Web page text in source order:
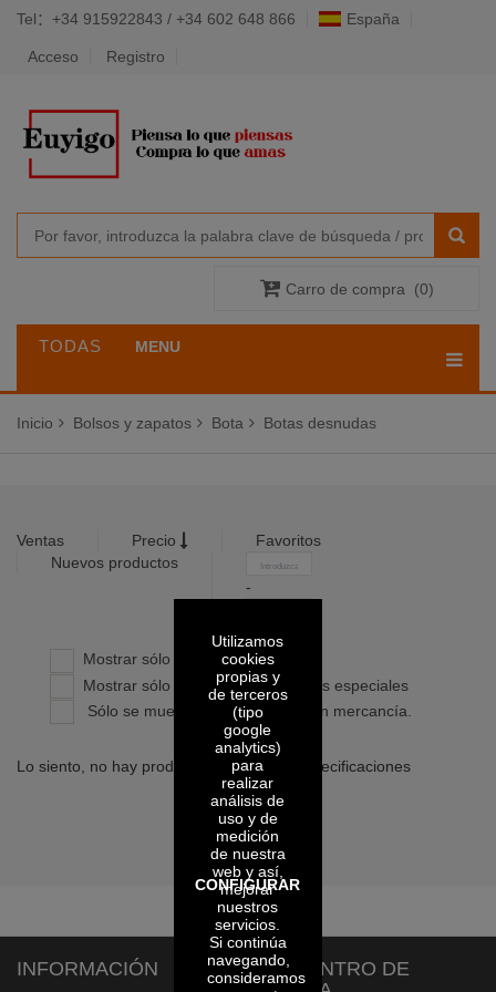
Utilizamos
cookies
propias y
de terceros
(tipo
google
analytics)
para
realizar
análisis de
uso y de
medición
de nuestra
web y así,
mejorar
nuestros
servicios.
Si continúa
navegando,
consideramos
CONFIGURAR
Tel：+34 915922843 / +34 602 648 866 España
Acceso Registro
Carro de compra (0)
TODAS
LAS
CATEGORÍAS
MENU
Inicio Bolsos y zapatos Bota Botas desnudas
Ventas Precio
Favoritos
Nuevos productos
-
Mostrar sólo productos propios
Mostrar sólo productos con precios especiales
Sólo se muestran los artículos con mercancía.
Lo siento, no hay productos con dichas especificaciones
INFORMACIÓN
CENTRO DE